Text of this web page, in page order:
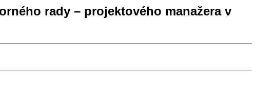
rady – projektového manažera v